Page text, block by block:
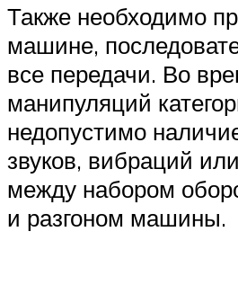
Также необходимо
машине,
все передачи. Во
манипуляций
недопустимо
звуков, вибраций
между набором
и разгоном машины.